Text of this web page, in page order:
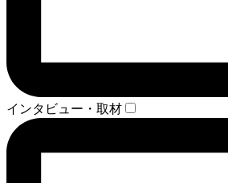
インタビュー・取材